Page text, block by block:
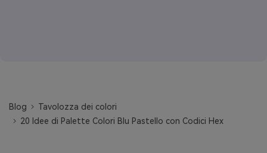
Blog
Tavolozza dei colori
20 Idee di Palette Colori Blu Pastello con Codici Hex